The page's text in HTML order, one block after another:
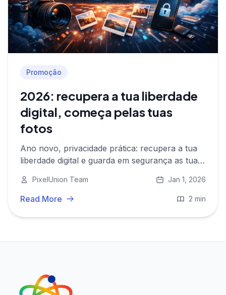
Promoção
2026: recupera a tua liberdade
digital, começa pelas tuas
fotos
Ano novo, privacidade prática: recupera a tua
liberdade digital e guarda em segurança as tuas
PixelUnion com 50% de desconto de Ano
Novo.
PixelUnion Team Jan 1, 2026
Read More 2 min